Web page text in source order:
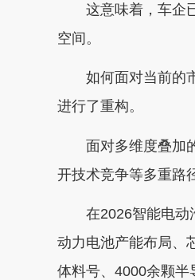
这意味着，车企已
空间。
如何面对当前的市
进行了重构。
面对多维度叠加的
开技术竞争等多重路
在2026智能电动汽
动力电池产能布局、
体料号、4000余颗半